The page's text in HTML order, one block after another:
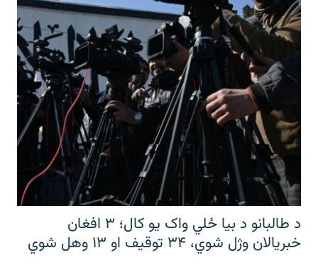
د طالبانو د بیا ځلي واک یو کال؛ ۳ افغان
خبریالان وژل شوي، ۳۴ توقیف او ۱۳ وهل شوي